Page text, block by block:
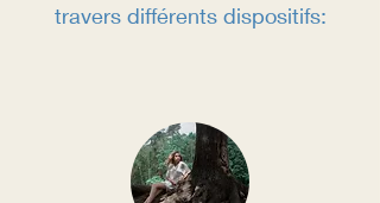
travers différents dispositifs: